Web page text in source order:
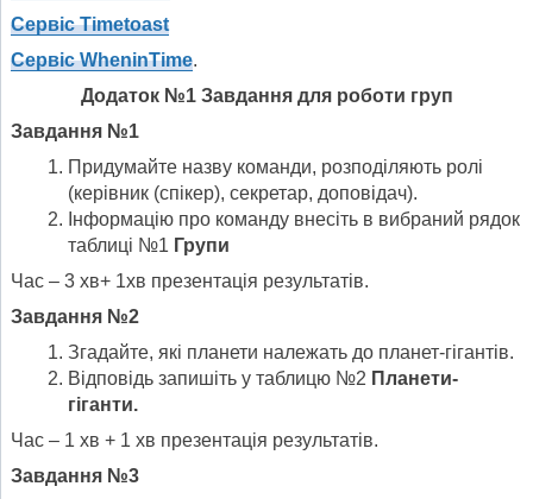
СервісTimetoast
СервісWheninTime.
Додаток №1 Завдання для роботи груп
Завдання №1
Придумайте назву команди, розподіляють ролі
(керівник (спікер), секретар, доповідач).
Інформацію про команду внесіть в вибраний рядок
таблиці №1 Групи
Час – 3 хв+ 1хв презентація результатів.
Завдання №2
Згадайте, які планети належать до планет-гігантів.
Відповідь запишіть у таблицю №2 Планети-
гіганти.
Час – 1 хв + 1 хв презентація результатів.
Завдання №3